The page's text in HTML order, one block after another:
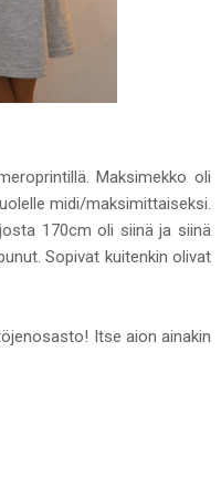
Maksimekko oli
midi/maksimittaiseksi.
170cm oli siinä ja siinä
Sopivat kuitenkin olivat
Itse aion ainakin